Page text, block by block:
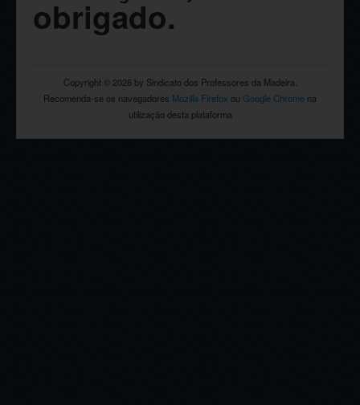
obrigado.
Copyright © 2026 by Sindicato dos Professores da Madeira.
Recomenda-se os navegadores Mozilla Firefox ou Google Chrome na
utilização desta plataforma